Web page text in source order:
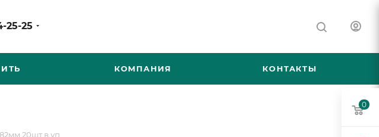
25-25
КОМПАНИЯ КОНТАКТЫ
20шт в уп
0